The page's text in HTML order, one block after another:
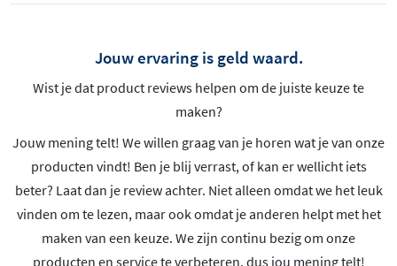
Jouw ervaring is geld waard.
Wist je dat product reviews helpen om de juiste keuze te
maken?
Jouw mening telt! We willen graag van je horen wat je van onze
producten vindt! Ben je blij verrast, of kan er wellicht iets
beter? Laat dan je review achter. Niet alleen omdat we het leuk
vinden om te lezen, maar ook omdat je anderen helpt met het
maken van een keuze. We zijn continu bezig om onze
producten en service te verbeteren, dus jou mening telt!